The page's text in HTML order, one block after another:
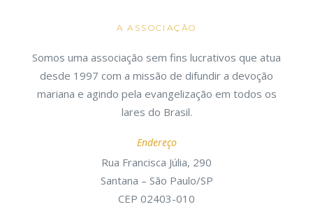
A ASSOCIAÇÃO
Somos uma associação sem fins lucrativos que atua
desde 1997 com a missão de difundir a devoção
mariana e agindo pela evangelização em todos os
lares do Brasil.
Endereço
Rua Francisca Júlia, 290
Santana – São Paulo/SP
CEP 02403-010